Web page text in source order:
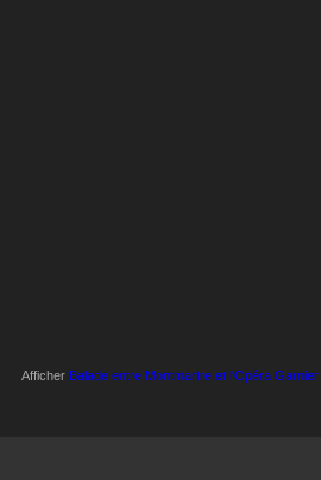
Afficher Balade entre Montmartre et l'Opéra Garnier